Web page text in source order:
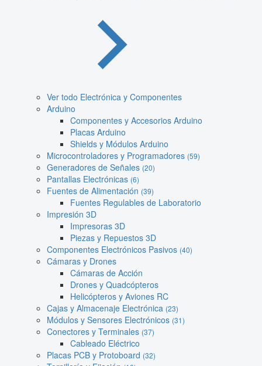
Ver todo Electrónica y Componentes
Arduino
Componentes y Accesorios Arduino
Placas Arduino
Shields y Módulos Arduino
Microcontroladores y Programadores (59)
Generadores de Señales (20)
Pantallas Electrónicas (6)
Fuentes de Alimentación (39)
Fuentes Regulables de Laboratorio
Impresión 3D
Impresoras 3D
Piezas y Repuestos 3D
Componentes Electrónicos Pasivos (40)
Cámaras y Drones
Cámaras de Acción
Drones y Quadcópteros
Helicópteros y Aviones RC
Cajas y Almacenaje Electrónica (23)
Módulos y Sensores Electrónicos (31)
Conectores y Terminales (37)
Cableado Eléctrico
Placas PCB y Protoboard (32)